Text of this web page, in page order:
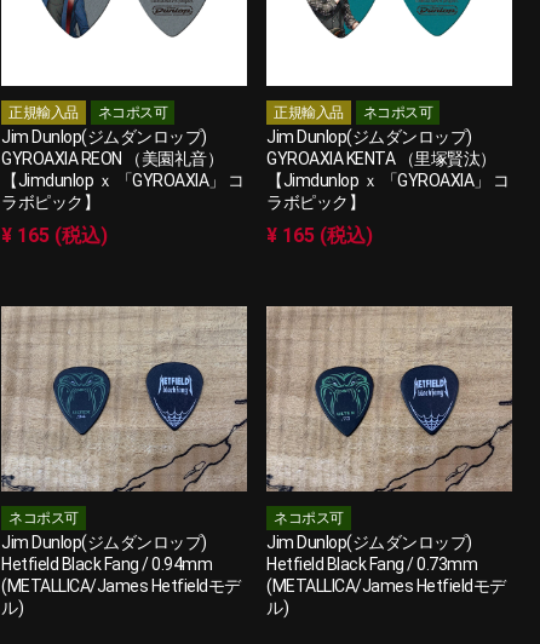
正規輸入品 ネコポス可
Jim Dunlop(ジムダンロップ)
GYROAXIA REON （美園礼音）
【Jimdunlop ｘ 「GYROAXIA」 コ
ラボピック】
¥ 165 (税込)
正規輸入品 ネコポス可
Jim Dunlop(ジムダンロップ)
GYROAXIA KENTA （里塚賢汰）
【Jimdunlop ｘ 「GYROAXIA」 コ
ラボピック】
¥ 165 (税込)
ネコポス可
Jim Dunlop(ジムダンロップ)
Hetfield Black Fang / 0.94mm
(METALLICA/James Hetfieldモデ
ル)
ネコポス可
Jim Dunlop(ジムダンロップ)
Hetfield Black Fang / 0.73mm
(METALLICA/James Hetfieldモデ
ル)